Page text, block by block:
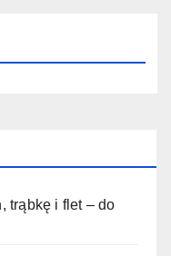
trąbkę i flet – do